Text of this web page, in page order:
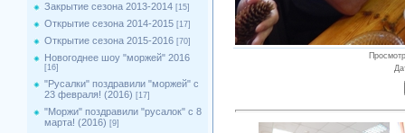
Закрытие сезона 2013-2014 [15]
Открытие сезона 2014-2015 [17]
Открытие сезона 2015-2016 [70]
Новогоднее шоу "моржей" 2016
[16]
"Русалки" поздравили "моржей" с
23 февраля! (2016) [17]
"Моржи" поздравили "русалок" с 8
марта! (2016) [9]